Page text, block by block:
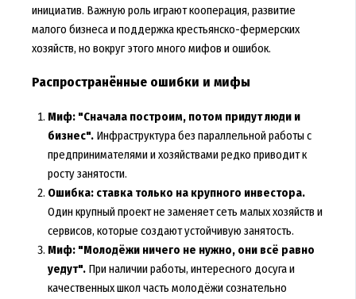
инициатив. Важную роль играют кооперация, развитие
малого бизнеса и поддержка крестьянско-фермерских
хозяйств, но вокруг этого много мифов и ошибок.
Распространённые ошибки и мифы
Миф: "Сначала построим, потом придут люди и
бизнес".Инфраструктура без параллельной работы с
предпринимателями и хозяйствами редко приводит к
росту занятости.
Ошибка: ставка только на крупного инвестора.
Один крупный проект не заменяет сеть малых хозяйств и
сервисов, которые создают устойчивую занятость.
Миф: "Молодёжи ничего не нужно, они всё равно
уедут".При наличии работы, интересного досуга и
качественных школ часть молодёжи сознательно